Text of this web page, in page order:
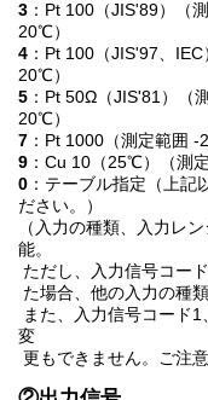
3 ：Pt 100（JIS'89）（
20℃）
4 ：Pt 100（JIS'97、
20℃）
5 ：Pt 50Ω（JIS'81）（
20℃）
7 ：Pt 1000（測定範囲
9 ：Cu 10（25℃）（測
0 ：テーブル指定（上記
ださい。）
（入力の種類、入力レ
能。
ただし、入力信号コー
た場合、他の入力の種
また、入力信号コード
変
更もできません。ご注意